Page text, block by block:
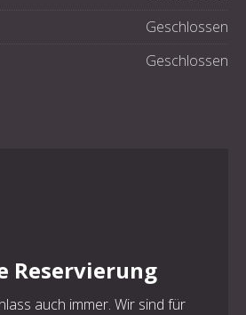
Geschlossen
Geschlossen
Reservierung
auch immer. Wir sind für